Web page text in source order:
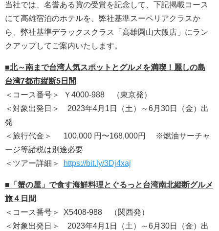
当社では、名誉ある賞の受賞を記念して、下記掲載コース
にて高雄宿泊のホテルを、弊社基準スーペリアクラスか
ら、弊社基準デラックスクラス「高雄圓山大飯店」にラン
クアップしてご案内いたします。
■北～南まで台湾人気スポットとグルメを満喫！麗しの島
台湾7都市縦断5日間
＜コース番号＞ Ｙ4000-988 （東京発）
＜対象出発日＞ 2023年4月1日（土）～6月30日（金）出
発
＜旅行代金＞ 100,000 円〜168,000円 ※燃油サーチャ
ージ等諸税は別途必要
＜ツアー詳細＞
https://bit.ly/3Dj4xaj
■「蟹の屋」で食す海鮮料理とぐるっと台湾南北縦断グルメ
旅４日間
＜コース番号＞ X5408-988 （関西発）
＜対象出発日＞ 2023年4月1日（土）～6月30日（金）出